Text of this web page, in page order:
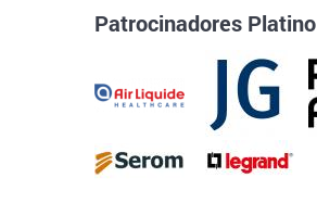
Patrocinadores Platino